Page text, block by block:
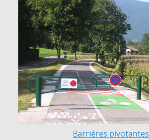
Barrières pivotantes